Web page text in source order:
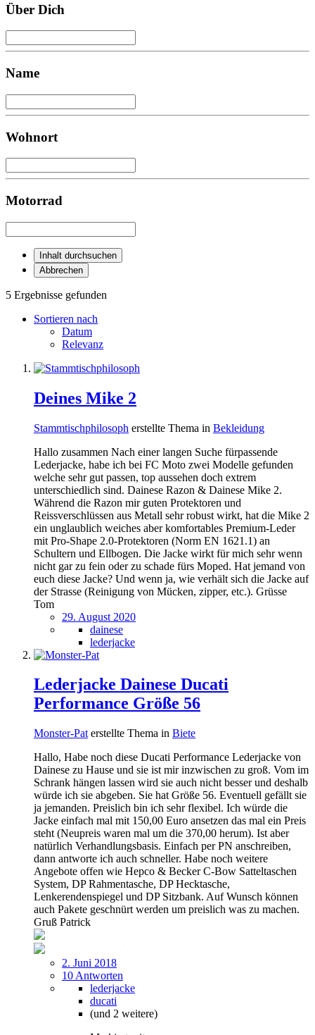
Über Dich
Name
Wohnort
Motorrad
Inhalt durchsuchen
Abbrechen
5 Ergebnisse gefunden
Sortieren nach
Datum
Relevanz
Deines Mike 2
Stammtischphilosoph erstellte Thema in Bekleidung
Hallo zusammen Nach einer langen Suche fürpassende
Lederjacke, habe ich bei FC Moto zwei Modelle gefunden
welche sehr gut passen, top aussehen doch extrem
unterschiedlich sind. Dainese Razon & Dainese Mike 2.
Während die Razon mir guten Protektoren und
Reissverschlüssen aus Metall sehr robust wirkt, hat die Mike 2
ein unglaublich weiches aber komfortables Premium-Leder
mit Pro-Shape 2.0-Protektoren (Norm EN 1621.1) an
Schultern und Ellbogen. Die Jacke wirkt für mich sehr wenn
nicht gar zu fein oder zu schade fürs Moped. Hat jemand von
euch diese Jacke? Und wenn ja, wie verhält sich die Jacke auf
der Strasse (Reinigung von Mücken, zipper, etc.). Grüsse
Tom
29. August 2020
dainese
lederjacke
Lederjacke Dainese Ducati
Performance Größe 56
Monster-Pat erstellte Thema in Biete
Hallo, Habe noch diese Ducati Performance Lederjacke von
Dainese zu Hause und sie ist mir inzwischen zu groß. Vom im
Schrank hängen lassen wird sie auch nicht besser und deshalb
würde ich sie abgeben. Sie hat Größe 56. Eventuell gefällt sie
ja jemanden. Preislich bin ich sehr flexibel. Ich würde die
Jacke einfach mal mit 150,00 Euro ansetzen das mal ein Preis
steht (Neupreis waren mal um die 370,00 herum). Ist aber
natürlich Verhandlungsbasis. Einfach per PN anschreiben,
dann antworte ich auch schneller. Habe noch weitere
Angebote offen wie Hepco & Becker C-Bow Satteltaschen
System, DP Rahmentasche, DP Hecktasche,
Lenkerendenspiegel und DP Sitzbank. Auf Wunsch können
auch Pakete geschnürt werden um preislich was zu machen.
Gruß Patrick
2. Juni 2018
10 Antworten
lederjacke
ducati
(und 2 weitere)